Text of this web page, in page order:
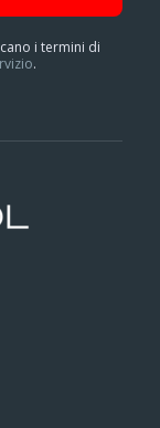
i termini di
.